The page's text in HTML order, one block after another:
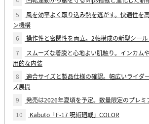
5
風を効率よく取り込み熱を逃がす。快適性を
ン機構
6
操作性と密閉性を両立。2軸構成の新型シー
7
スムーズな着脱と心地よい肌触り。インカム
用的な内装
8
適合サイズと製品仕様の確認。幅広いライダ
ズ展開
9
発売は2026年夏頃を予定。数量限定のプレミ
10
Kabuto「F-17 呪術廻戦」COLOR